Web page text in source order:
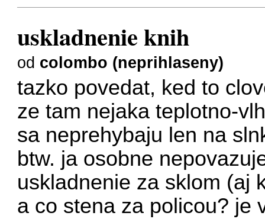
uskladnenie knih
od colombo (neprihlaseny)
tazko povedat, ked to
ze tam nejaka teplotno-
sa neprehybaju len na
btw. ja osobne
uskladnenie za sklom (aj
a co stena za policou? je